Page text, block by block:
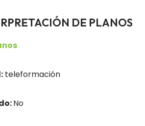
DE PLANOS
teleformación
No